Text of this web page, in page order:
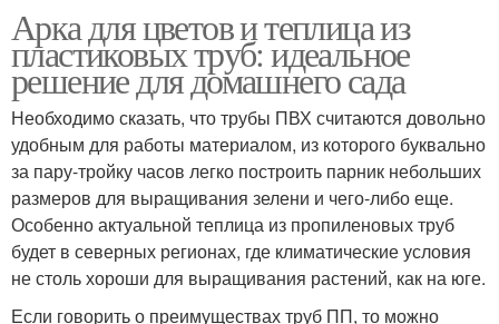
Арка для цветов и теплица из
пластиковых труб: идеальное
решение для домашнего сада
Необходимо сказать, что трубы ПВХ считаются довольно
удобным для работы материалом, из которого буквально
за пару-тройку часов легко построить парник небольших
размеров для выращивания зелени и чего-либо еще.
Особенно актуальной теплица из пропиленовых труб
будет в северных регионах, где климатические условия
не столь хороши для выращивания растений, как на юге.
Если говорить о преимуществах труб ПП, то можно